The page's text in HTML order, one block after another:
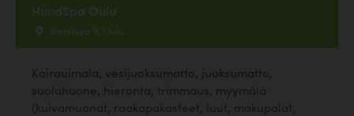
HundSpa Oulu
Sienikuja 9, Oulu
Koirauimala, vesijuoksumatto, juoksumatto,
suolahuone, hieronta, trimmaus, myymälä
(kuivamuonat, raakapakasteet, luut, makupalat,